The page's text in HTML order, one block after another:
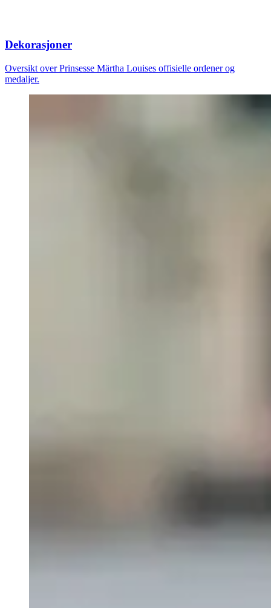
Dekorasjoner
Oversikt over Prinsesse Märtha Louises offisielle ordener og
medaljer.